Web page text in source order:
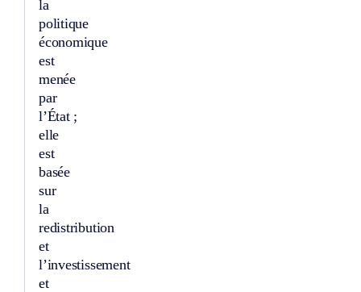
la
politique
économique
est
menée
par
l’État ;
elle
est
basée
sur
la
redistribution
et
l’investissement
et